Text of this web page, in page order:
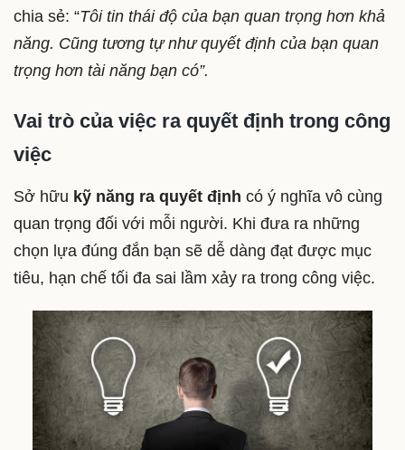
chia sẻ: “Tôi tin thái độ của bạn quan trọng hơn khả
năng. Cũng tương tự như quyết định của bạn quan
trọng hơn tài năng bạn có”.
Vai trò của việc ra quyết định trong công
việc
Sở hữu kỹ năng ra quyết định có ý nghĩa vô cùng
quan trọng đối với mỗi người. Khi đưa ra những
chọn lựa đúng đắn bạn sẽ dễ dàng đạt được mục
tiêu, hạn chế tối đa sai lầm xảy ra trong công việc.